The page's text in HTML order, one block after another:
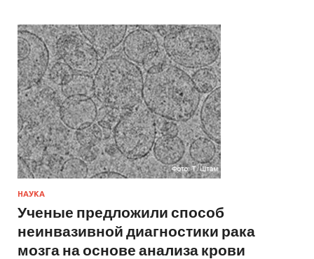
НАУКА
Ученые предложили способ
неинвазивной диагностики рака
мозга на основе анализа крови